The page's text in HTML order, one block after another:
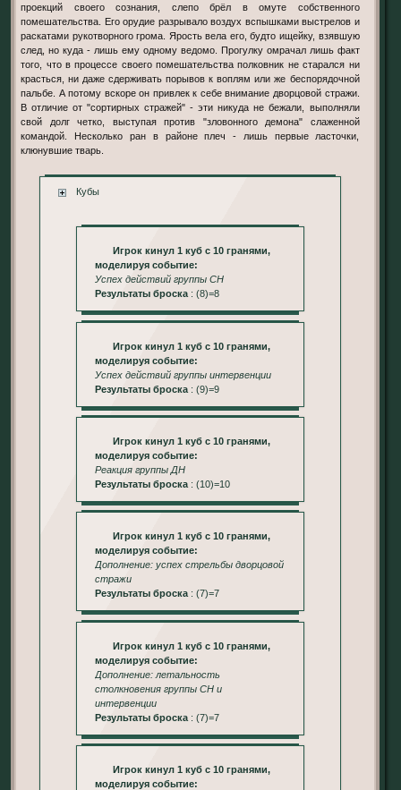
проекций своего сознания, слепо брёл в омуте собственного
помешательства. Его орудие разрывало воздух вспышками выстрелов и
раскатами рукотворного грома. Ярость вела его, будто ищейку, взявшую
след, но куда - лишь ему одному ведомо. Прогулку омрачал лишь факт
того, что в процессе своего помешательства полковник не старался ни
красться, ни даже сдерживать порывов к воплям или же беспорядочной
пальбе. А потому вскоре он привлек к себе внимание дворцовой стражи.
В отличие от "сортирных стражей" - эти никуда не бежали, выполняли
свой долг четко, выступая против "зловонного демона" слаженной
командой. Несколько ран в районе плеч - лишь первые ласточки,
клюнувшие тварь.
Кубы
Игрок кинул 1 куб с 10 гранями,
моделируя событие:
Успех действий группы СН
Результаты броска : (8)=8
Игрок кинул 1 куб с 10 гранями,
моделируя событие:
Успех действий группы интервенции
Результаты броска : (9)=9
Игрок кинул 1 куб с 10 гранями,
моделируя событие:
Реакция группы ДН
Результаты броска : (10)=10
Игрок кинул 1 куб с 10 гранями,
моделируя событие:
Дополнение: успех стрельбы дворцовой
стражи
Результаты броска : (7)=7
Игрок кинул 1 куб с 10 гранями,
моделируя событие:
Дополнение: летальность
столкновения группы СН и
интервенции
Результаты броска : (7)=7
Игрок кинул 1 куб с 10 гранями,
моделируя событие: